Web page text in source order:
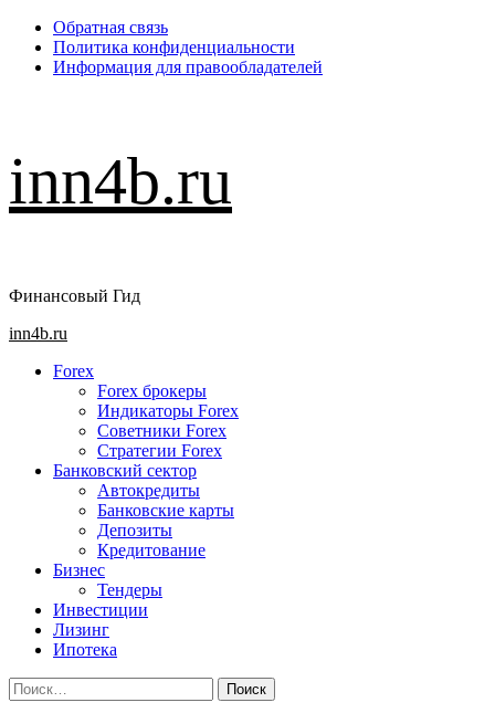
Перейти
содержимому
Обратная связь
Политика конфиденциальности
Информация для правообладателей
inn4b.ru
Финансовый Гид
Основное
inn4b.ru
Forex
Forex брокеры
Индикаторы Forex
Советники Forex
Стратегии Forex
Банковский сектор
Автокредиты
Банковские карты
Депозиты
Кредитование
Бизнес
Тендеры
Инвестиции
Лизинг
Ипотека
Найти: